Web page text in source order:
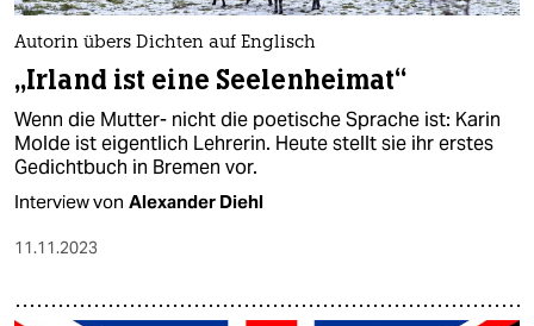
Autorin übers Dichten auf Englisch
„Irland ist eine Seelenheimat“
Wenn die Mutter- nicht die poetische Sprache ist: Karin
Molde ist eigentlich Lehrerin. Heute stellt sie ihr erstes
Gedichtbuch in Bremen vor.
Interview von Alexander Diehl
11.11.2023